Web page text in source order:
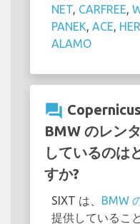
NET, CARFREE,
PANEK, ACE,
ALAMO
question_answer
BMW のレン
しているのは
すか?
SIXT は、 BMW
提供しているこ